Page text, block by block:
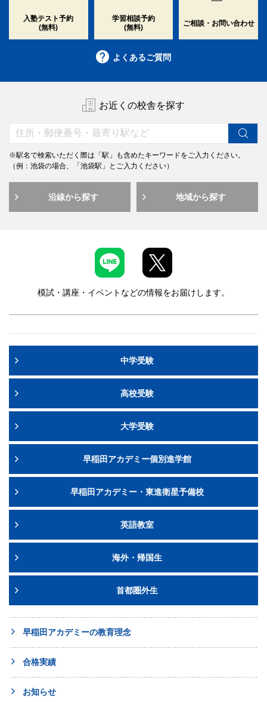
入塾テスト予約
(無料)
学習相談予約
(無料)
ご相談・お問い合わせ
よくあるご質問
お近くの校舎を探す
※駅名で検索いただく際は「駅」も含めたキーワードをご入力ください。
（例：池袋の場合、「池袋駅」とご入力ください）
沿線から探す 地域から探す
模試・講座・イベントなどの情報をお届けします。
中学受験
高校受験
大学受験
早稲田アカデミー個別進学館
早稲田アカデミー・東進衛星予備校
英語教室
海外・帰国生
首都圏外生
早稲田アカデミーの教育理念
合格実績
お知らせ